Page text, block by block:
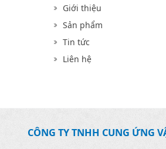
Giới thiệu
Sản phẩm
Tin tức
Liên hệ
CÔNG TY TNHH CUNG ỨNG